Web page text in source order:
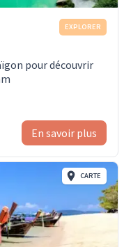
EXPLORER
pour découvrir
En savoir plus
CARTE